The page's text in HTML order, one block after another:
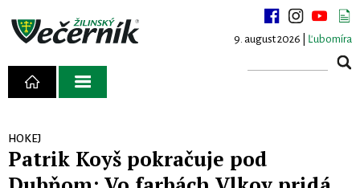
9. august 2026 | Ľubomíra
HOKEJ
Patrik Koyš pokračuje pod